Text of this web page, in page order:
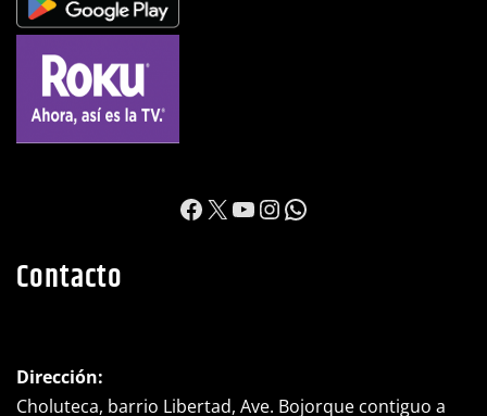
https://
X YouTube
Instagram
WhatsApp
Contacto
Dirección:
Choluteca, barrio Libertad, Ave. Bojorque contiguo a